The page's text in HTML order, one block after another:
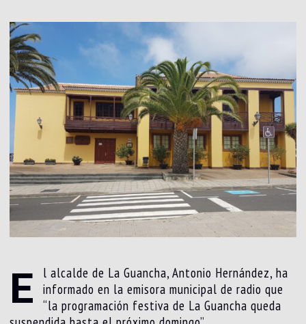
E
l alcalde de La Guancha, Antonio Hernández, ha
informado en la emisora municipal de radio que
“la programación festiva de La Guancha queda